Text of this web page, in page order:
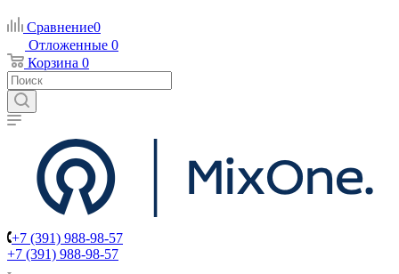
Сравнение0
Отложенные 0
Корзина 0
+7 (391) 988-98-57
+7 (391) 988-98-57